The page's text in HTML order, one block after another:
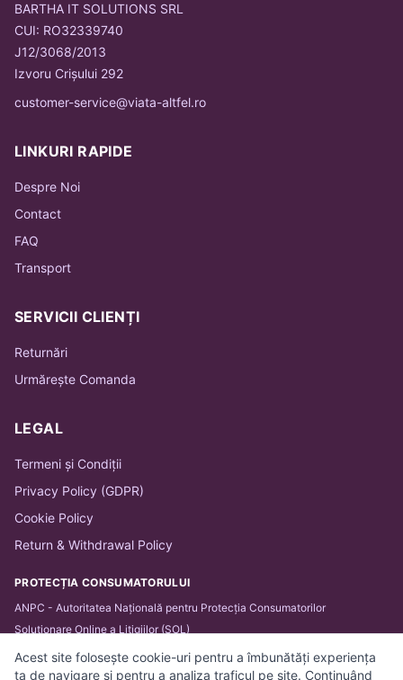
BARTHA IT SOLUTIONS SRL
CUI: RO32339740
J12/3068/2013
Izvoru Crișului 292
customer-service@viata-altfel.ro
LINKURI RAPIDE
Despre Noi
Contact
FAQ
Transport
SERVICII CLIENȚI
Returnări
Urmărește Comanda
LEGAL
Termeni și Condiții
Privacy Policy (GDPR)
Cookie Policy
Return & Withdrawal Policy
PROTECȚIA CONSUMATORULUI
ANPC - Autoritatea Națională pentru Protecția Consumatorilor
Soluționare Online a Litigiilor (SOL)
Acest site folosește cookie-uri pentru a îmbunătăți experiența
ta de navigare și pentru a analiza traficul pe site. Continuând